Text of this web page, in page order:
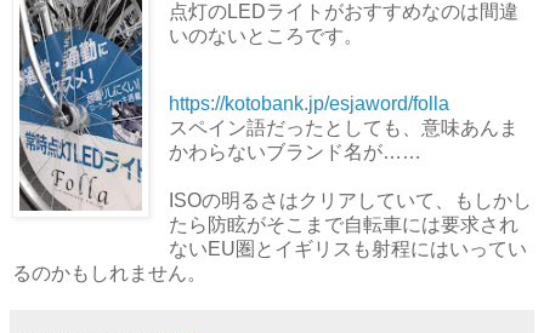
点灯のLEDライトがおすすめなのは間違
いのないところです。
https://kotobank.jp/esjaword/folla
スペイン語だったとしても、意味あんま
かわらないブランド名が……
ISOの明るさはクリアしていて、もしかし
たら防眩がそこまで自転車には要求され
ないEU圏とイギリスも射程にはいってい
るのかもしれません。